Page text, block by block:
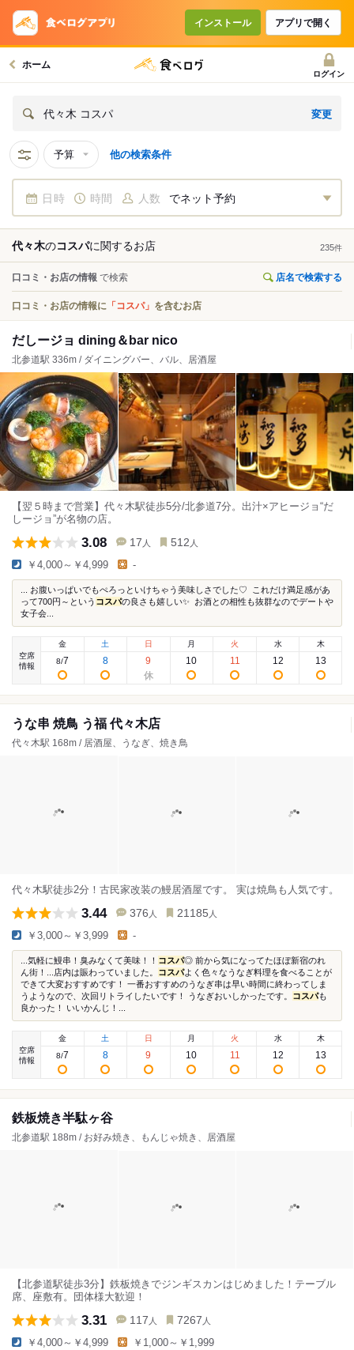
インストール アプリで開く
ホーム
ログイン
代々木 コスパ 変更
予算 他の検索条件
日時 時間 人数 でネット予約
代々木のコスパに関するお店 235件
口コミ・お店の情報 で検索 店名で検索する
口コミ・お店の情報に 「コスパ」 を含むお店
だしージョ dining＆bar nico
北参道駅 336m / ダイニングバー、バル、居酒屋
【翌５時まで営業】代々木駅徒歩5分/北参道7分。出汁×アヒージョ“だ
しージョ”が名物の店。
3.08 17 人 512 人
￥4,000～￥4,999 -
...⁡⁡ ⁡お腹いっぱいでもぺろっといけちゃう美味しさでした♡⁡ ⁡⁡ ⁡これだけ満足感があ
って700円～という コスパの良さも嬉しい✨⁡ ⁡⁡ ⁡お酒との相性も抜群なのでデートや
女子会...
空席
情報
金
8/7
土
8
日
9
月
10
火
11
水
12
木
13
うな串 焼鳥 う福 代々木店
代々木駅 168m / 居酒屋、うなぎ、焼き鳥
代々木駅徒歩2分！古民家改装の鰻居酒屋です。 実は焼鳥も人気です。
3.44 376 人 21185 人
￥3,000～￥3,999 -
...気軽に鰻串！臭みなくて美味！！ コスパ◎ 前から気になってたほぼ新宿のれ
ん街！...店内は賑わっていました。 コスパよく色々なうなぎ料理を食べることが
できて大変おすすめです！ 一番おすすめのうなぎ串は早い時間に終わってしま
うようなので、次回リトライしたいです！ うなぎおいしかったです。 コスパも
良かった！ いいかんじ！...
空席
情報
金
8/7
土
8
日
9
月
10
火
11
水
12
木
13
鉄板焼き半駄ヶ谷
北参道駅 188m / お好み焼き、もんじゃ焼き、居酒屋
【北参道駅徒歩3分】鉄板焼きでジンギスカンはじめました！テーブル
席、座敷有。団体様大歓迎！
3.31 117 人 7267 人
￥4,000～￥4,999 ￥1,000～￥1,999